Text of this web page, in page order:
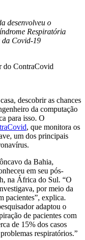
desenvolveu o
Respiratória
da Covid-19
do ContraCovid
descobrir as chances
da computação
para isso. O
, que monitora os
um dos principais
da Bahia,
em seu pós-
na África do Sul. “O
por meio da
pacientes”, explica.
adaptou o
de pacientes com
de 15% dos casos
respiratórios.”